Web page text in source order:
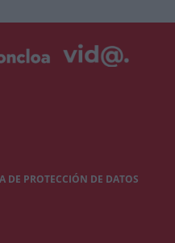
DE PROTECCIÓN DE DATOS